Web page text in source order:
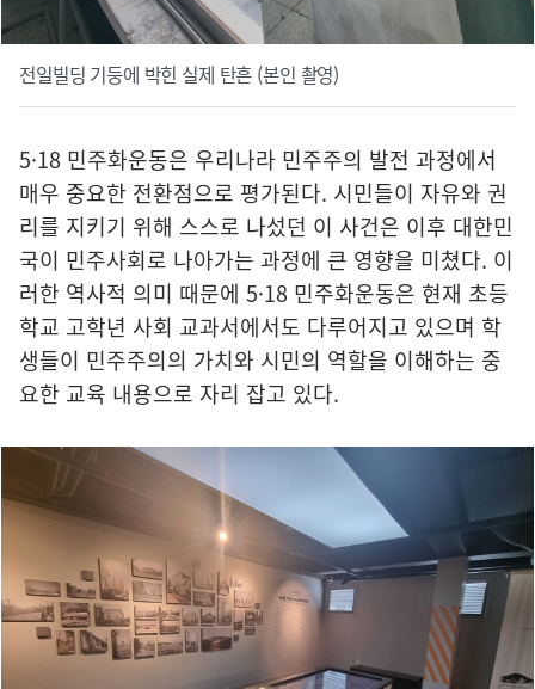
전일빌딩 기둥에 박힌 실제 탄흔 (본인 촬영)
5·18 민주화운동은 우리나라 민주주의 발전 과정에서
매우 중요한 전환점으로 평가된다. 시민들이 자유와 권
리를 지키기 위해 스스로 나섰던 이 사건은 이후 대한민
국이 민주사회로 나아가는 과정에 큰 영향을 미쳤다. 이
러한 역사적 의미 때문에 5·18 민주화운동은 현재 초등
학교 고학년 사회 교과서에서도 다루어지고 있으며 학
생들이 민주주의의 가치와 시민의 역할을 이해하는 중
요한 교육 내용으로 자리 잡고 있다.